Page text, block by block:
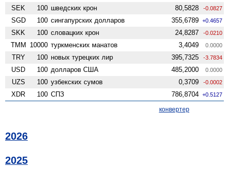
SEK 100 шведских крон 80,5828 -0.0827
SGD 100 сингапурских долларов 355,6789 +0.4657
SKK 100 словацких крон 24,8287 -0.0210
TMM 10000 туркменских манатов 3,4049 0.0000
TRY 100 новых турецких лир 395,7325 -3.7834
USD 100 долларов США 485,2000 0.0000
UZS 100 узбекских сумов 0,3709 -0.0002
XDR 100 СПЗ 786,8704 +0.5127
конвертер
2026
2025